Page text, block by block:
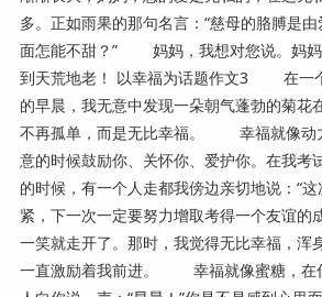
多。正如雨果的那句名言：“慈母的胳膊是
面怎能不甜？” 妈妈，我想对您说。妈妈
到天荒地老！ 以幸福为话题作文3 在一
的早晨，我无意中发现一朵朝气蓬勃的菊花
不再孤单，而是无比幸福。 幸福就像动
意的时候鼓励你、关怀你、爱护你。在我考
的时候，有一个人走都我傍边亲切地说：“
紧，下一次一定要努力增取考得一个友谊的
一笑就走开了。那时，我觉得无比幸福，浑
一直激励着我前进。 幸福就像蜜糖，在